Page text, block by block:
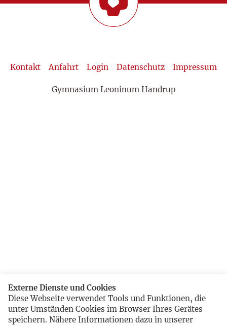
Kontakt Anfahrt Login Datenschutz Impressum
Gymnasium Leoninum Handrup
Externe Dienste und Cookies
Diese Webseite verwendet Tools und Funktionen, die
unter Umständen Cookies im Browser Ihres Gerätes
speichern. Nähere Informationen dazu in unserer